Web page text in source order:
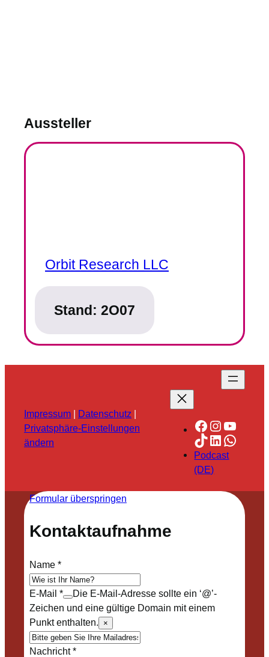
Aussteller
Orbit Research LLC
Stand: 2O07
Impressum | Datenschutz |
Privatsphäre-Einstellungen
ändern
Facebook
TikTok
LinkedIn
Podcast
(DE)
Formular überspringen
Kontaktaufnahme
Name*
E-Mail *
Die E-Mail-Adresse sollte ein ‘@’-
Zeichen und eine gültige Domain mit einem
Punkt enthalten.
×
Nachricht*